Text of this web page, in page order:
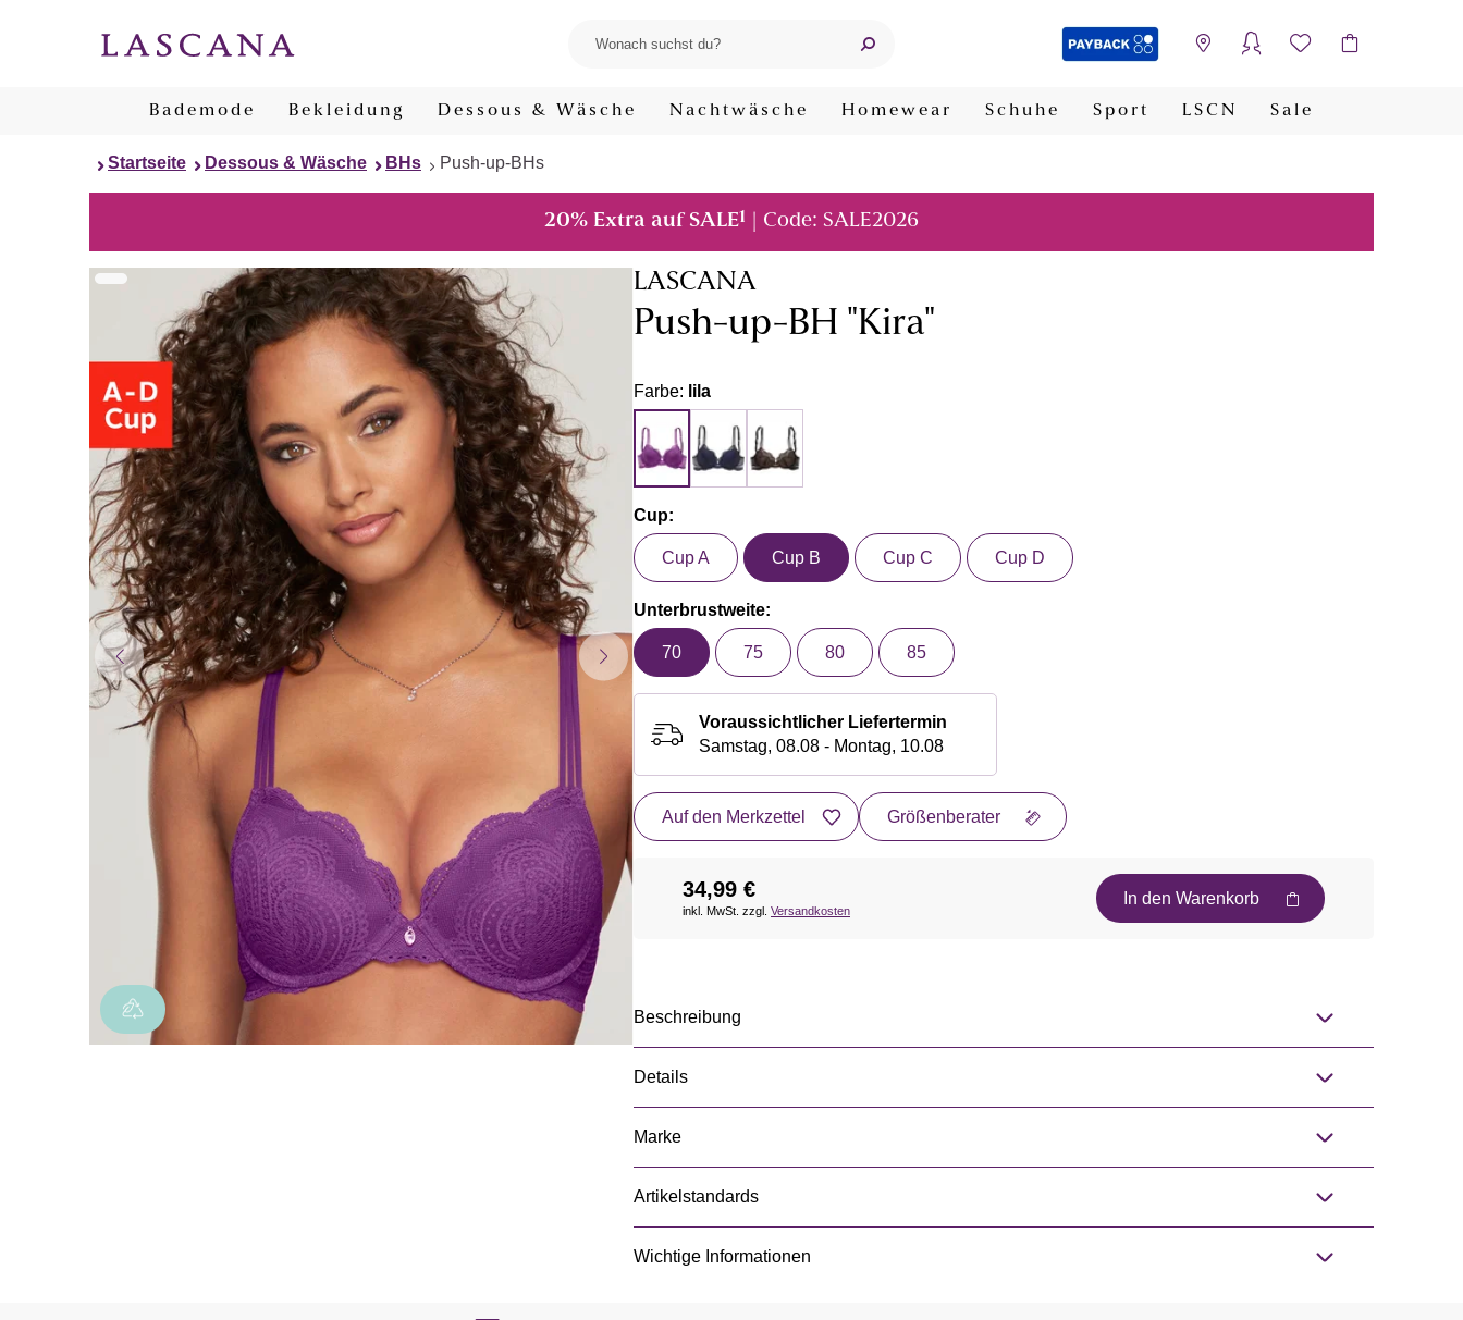
Bademode Bekleidung Dessous & Wäsche Nachtwäsche Homewear Schuhe Sport LSCN Sale
Startseite Dessous & Wäsche BHs Push-up-BHs
20% Extra auf SALE1 | Code: SALE2026
LASCANA
Push-up-BH "Kira"
Farbe: lila
Cup:
Cup A Cup B Cup C Cup D
Unterbrustweite:
70 75 80 85
Voraussichtlicher Liefertermin
Samstag, 08.08 - Montag, 10.08
Auf den Merkzettel Größenberater
34,99 €
inkl. MwSt. zzgl. Versandkosten
In den Warenkorb
Beschreibung
Details
Marke
Artikelstandards
Wichtige Informationen